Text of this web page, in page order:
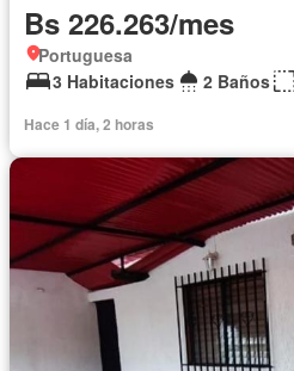
Bs 226.263/mes
Portuguesa
3 Habitaciones
2 Baños
Hace 1 día, 2 horas